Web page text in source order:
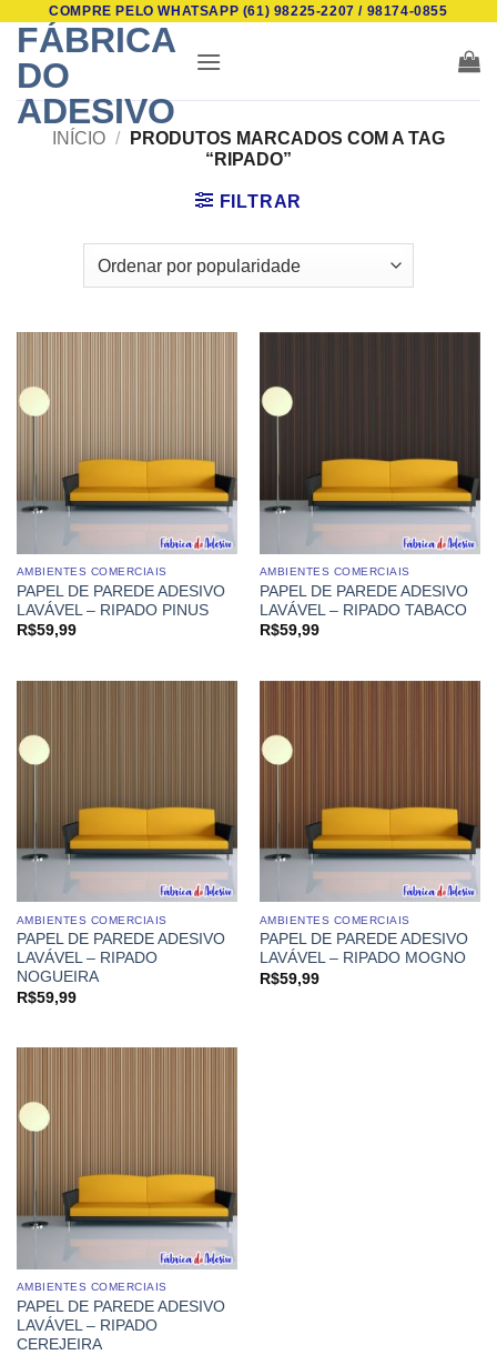
content
COMPRE PELO WHATSAPP (61) 98225-2207 / 98174-0855
FÁBRICA
DO
ADESIVO
INÍCIO /
PRODUTOS MARCADOS COM A TAG
“RIPADO”
FILTRAR
AMBIENTES COMERCIAIS
PAPEL DE PAREDE ADESIVO
LAVÁVEL – RIPADO PINUS
R$59,99
AMBIENTES COMERCIAIS
PAPEL DE PAREDE ADESIVO
LAVÁVEL – RIPADO TABACO
R$59,99
AMBIENTES COMERCIAIS
PAPEL DE PAREDE ADESIVO
LAVÁVEL – RIPADO
NOGUEIRA
R$59,99
AMBIENTES COMERCIAIS
PAPEL DE PAREDE ADESIVO
LAVÁVEL – RIPADO MOGNO
R$59,99
AMBIENTES COMERCIAIS
PAPEL DE PAREDE ADESIVO
LAVÁVEL – RIPADO
CEREJEIRA